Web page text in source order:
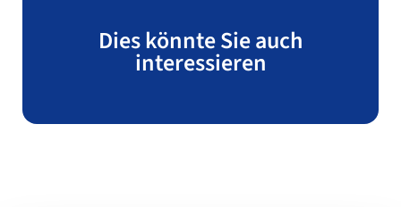
Dies könnte Sie auch
interessieren